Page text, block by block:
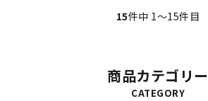
15件中 1〜15件目
商品カテゴリー
CATEGORY